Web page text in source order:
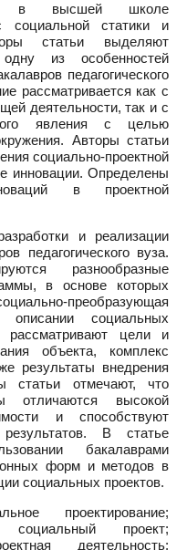
в высшей школе
социальной статики и
статьи выделяют
из особенностей
педагогического
рассматривается как с
деятельности, так и с
явления с целью
Авторы статьи
социально-проектной
инновации. Определены
в проектной
и реализации
педагогического вуза.
разнообразные
в основе которых
преобразующая
описании социальных
рассматривают цели и
объекта, комплекс
результаты внедрения
статьи отмечают, что
отличаются высокой
и способствуют
В статье
бакалаврами
форм и методов в
социальных проектов.
проектирование;
социальный проект;
деятельность;